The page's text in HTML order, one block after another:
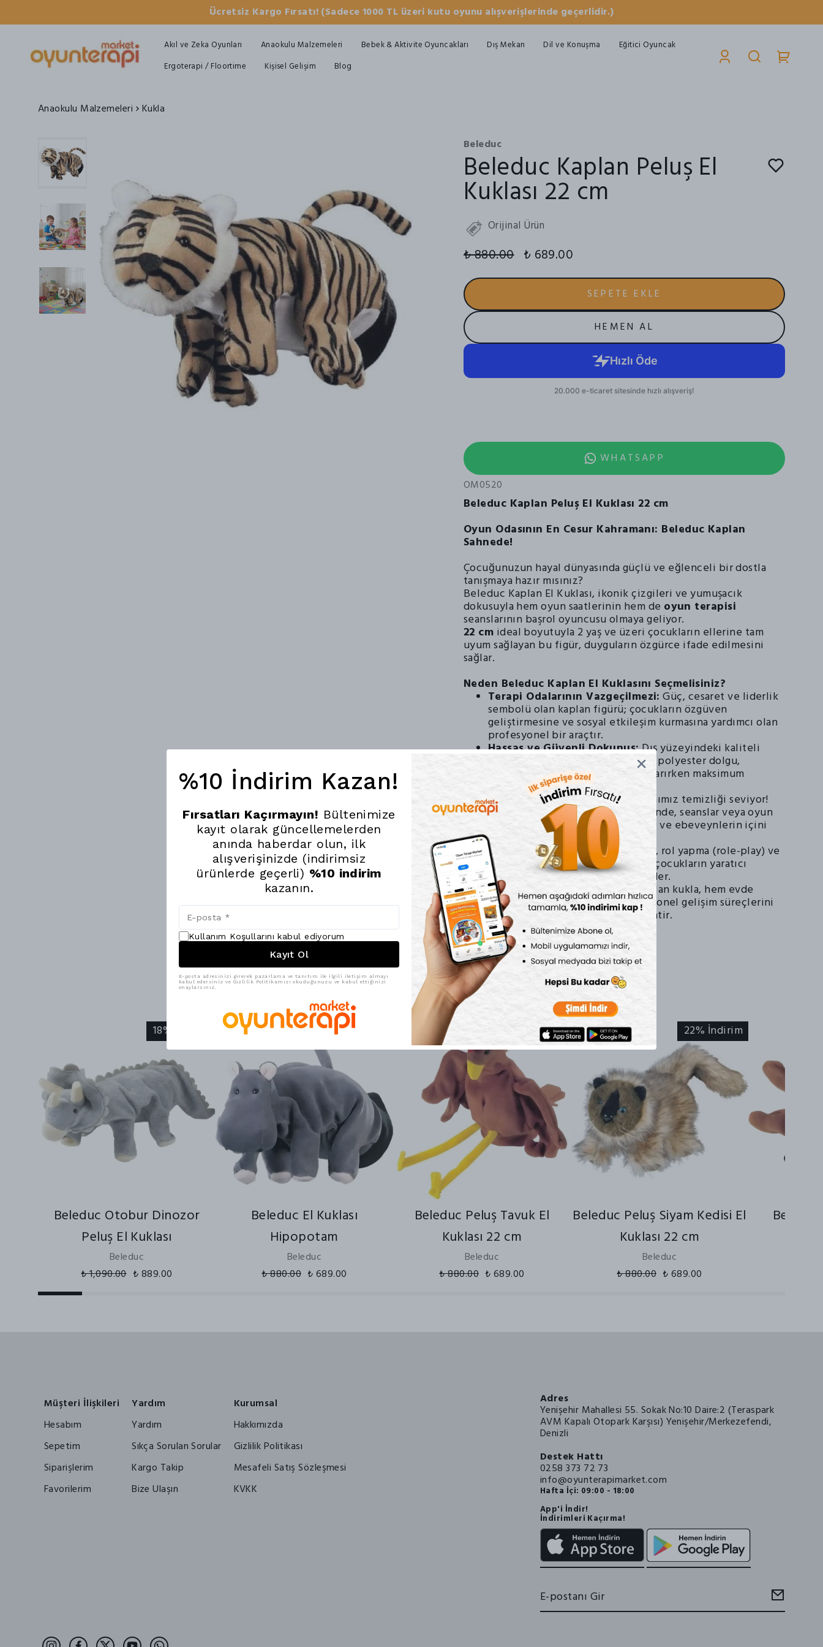
Ücretsiz Kargo Fırsatı! (Sadece 1000 TL üzeri kutu oyunu alışverişlerinde geçerlidir.)
Akıl ve Zeka Oyunları Anaokulu Malzemeleri Bebek & Aktivite Oyuncakları Dış Mekan Dil ve Konuşma
Eğitici Oyuncak
Ergoterapi / Floortime
Kişisel Gelişim Blog
Anaokulu Malzemeleri Kukla
Beleduc
Beleduc Kaplan Peluş El
Kuklası 22 cm
Orijinal Ürün
₺ 880.00 ₺ 689.00
SEPETE EKLE
HEMEN AL
WHATSAPP
OM0520
Beleduc Kaplan Peluş El Kuklası 22 cm
Oyun Odasının En Cesur Kahramanı: Beleduc Kaplan
Sahnede!
Çocuğunuzun hayal dünyasında güçlü ve eğlenceli bir dostla
tanışmaya hazır mısınız?
Beleduc Kaplan El Kuklası, ikonik çizgileri ve yumuşacık
dokusuyla hem oyun saatlerinin hem de oyun terapisi
seanslarının başrol oyuncusu olmaya geliyor.
22 cm ideal boyutuyla 2 yaş ve üzeri çocukların ellerine tam
uyum sağlayan bu figür, duyguların özgürce ifade edilmesini
sağlar.
Neden Beleduc Kaplan El Kuklasını Seçmelisiniz?
Terapi Odalarının Vazgeçilmezi: Güç, cesaret ve liderlik
sembolü olan kaplan figürü; çocukların özgüven
geliştirmesine ve sosyal etkileşim kurmasına yardımcı olan
profesyonel bir araçtır.
Hassas ve Güvenli Dokunuş:Dış yüzeyindeki kaliteli
peluş kumaş ve içindeki dayanıklı polyester dolgu,
çocukların dokunma duyusunu uyarırken maksimum
güvenlik sunar.
Hijyenik Oyun Deneyimi:Kaplanımız temizliği seviyor!
Tamamen yıkanabilir yapısı sayesinde, seanslar veya oyun
saatleri sonrası kolayca temizlenir ve ebeveynlerin içini
rahatlatır.
Yaratıcı Gelişim:Hikaye anlatımı, rol yapma (role-play) ve
iletişim becerilerini geliştirirken çocukların yaratıcı
senaryolar oluşturmasını teşvik eder.
Beleduc güvencesiyle üretilen bu kaplan kukla, hem evde
kaliteli vakit geçirmek hem de profesyonel gelişim süreçlerini
desteklemek için mükemmel bir tercihtir.
18% İndirim
Beleduc Otobur Dinozor
Peluş El Kuklası
Beleduc
₺ 1,090.00 ₺ 889.00
22% İndirim
Beleduc El Kuklası
Hipopotam
Beleduc
₺ 880.00 ₺ 689.00
22% İndirim
Beleduc Peluş Tavuk El
Kuklası 22 cm
Beleduc
₺ 880.00 ₺ 689.00
22% İndirim
Beleduc Peluş Siyam Kedisi El
Kuklası 22 cm
Beleduc
₺ 880.00 ₺ 689.00
Beleduc
Müşteri İlişkileri
Hesabım
Sepetim
Siparişlerim
Favorilerim
Yardım
Yardım
Sıkça Sorulan Sorular
Kargo Takip
Bize Ulaşın
Kurumsal
Hakkımızda
Gizlilik Politikası
Mesafeli Satış Sözleşmesi
KVKK
Adres
Yenişehir Mahallesi 55. Sokak No:10 Daire:2 (Teraspark
AVM Kapalı Otopark Karşısı) Yenişehir/Merkezefendi,
Denizli
Destek Hattı
0258 373 72 73
info@oyunterapimarket.com
Hafta İçi: 09:00 - 18:00
App'i İndir!
İndirimleri Kaçırma!
%10 İndirim Kazan!
Fırsatları Kaçırmayın! Bültenimize
kayıt olarak güncellemelerden
anında haberdar olun, ilk
alışverişinizde (indirimsiz
ürünlerde geçerli) %10 indirim
kazanın.
Kullanım Koşullarını kabul ediyorum
Kayıt Ol
E-posta adresinizi girerek pazarlama ve tanıtım ile ilgili iletişim almayı
kabul edersiniz ve Gizlilik Politikamızı okuduğunuzu ve kabul ettiğinizi
onaylarsınız.